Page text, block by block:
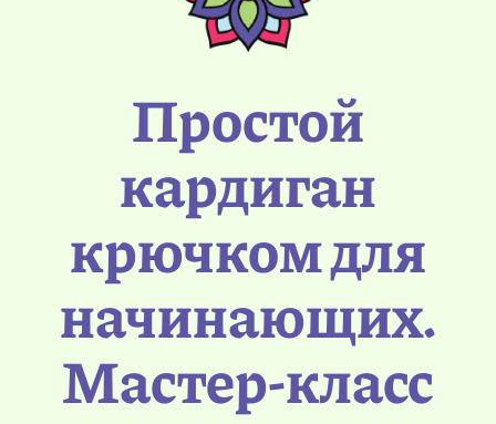
Простой
кардиган
крючком для
начинающих.
Мастер-класс